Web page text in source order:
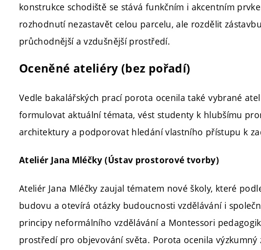
konstrukce schodiště se stává funkčním i akcentním
rozhodnutí nezastavět celou parcelu, ale rozdělit
průchodnější a vzdušnější prostředí.
Oceněné ateliéry (bez pořadí)
Vedle bakalářských prací porota ocenila také vybrané
formulovat aktuální témata, vést studenty k hlubšímu
architektury a podporovat hledání vlastního přístupu k
Ateliér Jana Mléčky (Ústav prostorové tvorby)
Ateliér Jana Mléčky zaujal tématem nové školy, které
budovu a otevírá otázky budoucnosti vzdělávání i
principy neformálního vzdělávání a Montessori
prostředí pro objevování světa. Porota ocenila